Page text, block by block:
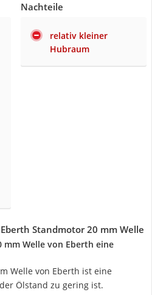
Nachteile
relativ kleiner
Hubraum
Standmotor 20 mm Welle
Welle von Eberth eine
Welle von Eberth ist eine
Ölstand zu gering ist.